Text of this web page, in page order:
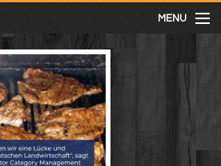
MENU